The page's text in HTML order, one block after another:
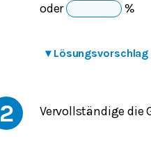
oder
%
▾ Lösungsvorschlag
2 Vervollständige die